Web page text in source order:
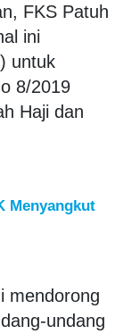
FKS Patuh
ini
untuk
8/2019
Haji dan
Menyangkut
mendorong
undang